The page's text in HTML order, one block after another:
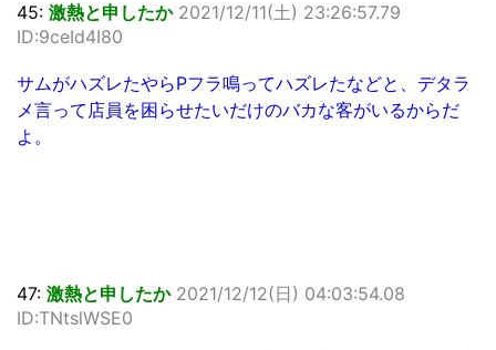
45: 激熱と申したか 2021/12/11(土) 23:26:57.79
ID:9ceId4I80
サムがハズレたやらPフラ鳴ってハズレたなどと、デタラ
メ言って店員を困らせたいだけのバカな客がいるからだ
よ。
47: 激熱と申したか 2021/12/12(日) 04:03:54.08
ID:TNtslWSE0